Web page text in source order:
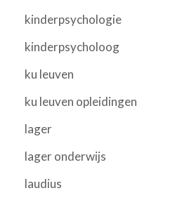
kinderpsychologie
kinderpsycholoog
ku leuven
ku leuven opleidingen
lager
lager onderwijs
laudius